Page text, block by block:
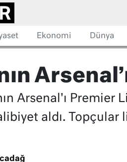
Ekonomi Dünya
Arsenal'ı Premier
aldı.